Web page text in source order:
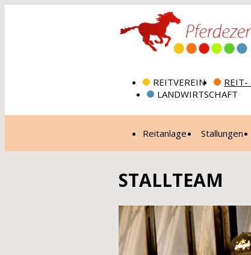
REITVEREIN REIT-
LANDWIRTSCHAFT
Reitanlage Stallungen
STALLTEAM